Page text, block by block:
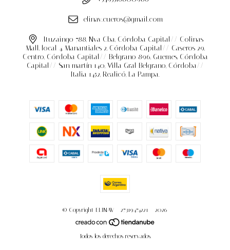
elinav.cueros@gmail.com
Ituzaingo 788, Nva Cba, Córdoba Capital// Colinas
Mall, local 4, Manantiales 2, Córdoba Capital// Caseros 29,
Centro, Córdoba Capital// Belgrano 896, Guemes, Córdoba
Capital// San martín 140, Villa Gral Belgrano, Córdoba//
Italia 1452, Realicó, La Pampa.
© Copyright ELINAV - 27319474221 - 2026
Todos los derechos reservados.